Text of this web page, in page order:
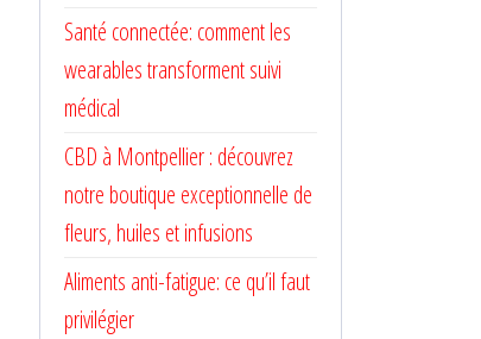
Santé connectée: comment les
wearables transforment suivi
médical
CBD à Montpellier : découvrez
notre boutique exceptionnelle de
fleurs, huiles et infusions
Aliments anti-fatigue: ce qu’il faut
privilégier